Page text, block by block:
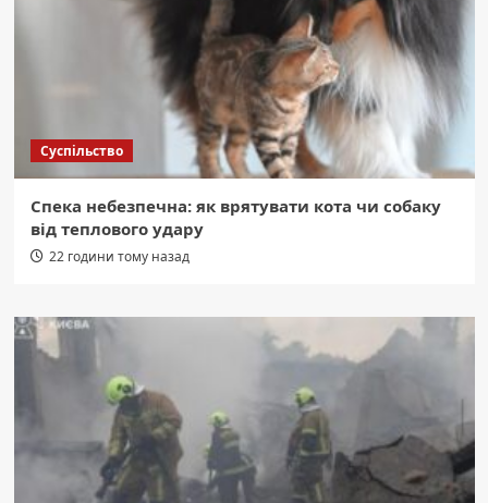
Суспільство
Спека небезпечна: як врятувати кота чи собаку
від теплового удару
22 години тому назад